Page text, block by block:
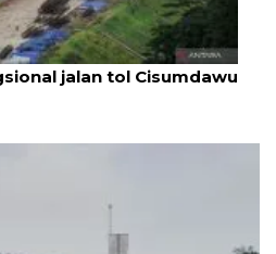
jalan tol Cisumdawu